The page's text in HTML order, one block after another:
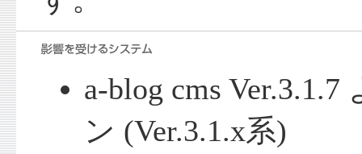
a-blog cms
ン (Ver.3.1.x系)